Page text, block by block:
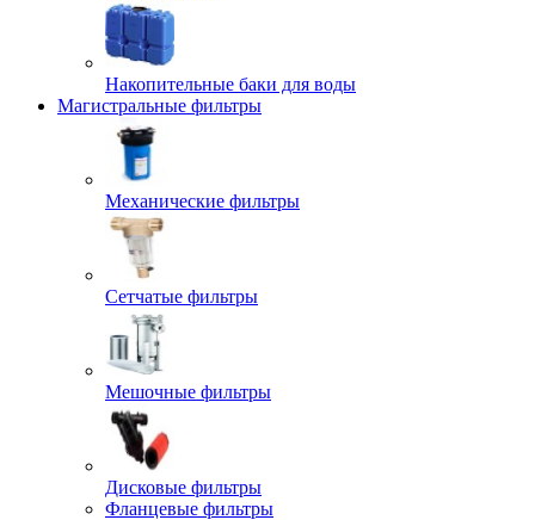
Накопительные баки для воды
Магистральные фильтры
Механические фильтры
Сетчатые фильтры
Мешочные фильтры
Дисковые фильтры
Фланцевые фильтры